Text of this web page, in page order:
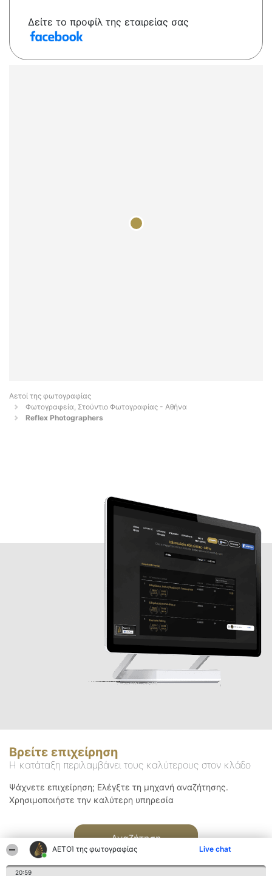
ΑΕΤΟΊ της φωτογραφίας Live chat
20:59
Δείτε το προφίλ της εταιρείας σας
Αετοί της φωτογραφίας
Φωτογραφεία, Στούντιο Φωτογραφίας - Αθήνα
Reflex Photographers
Βρείτε επιχείρηση
Η κατάταξη περιλαμβάνει τους καλύτερους στον κλάδο
Ψάχνετε επιχείρηση; Ελέγξτε τη μηχανή αναζήτησης.
Χρησιμοποιήστε την καλύτερη υπηρεσία
Αναζήτηση